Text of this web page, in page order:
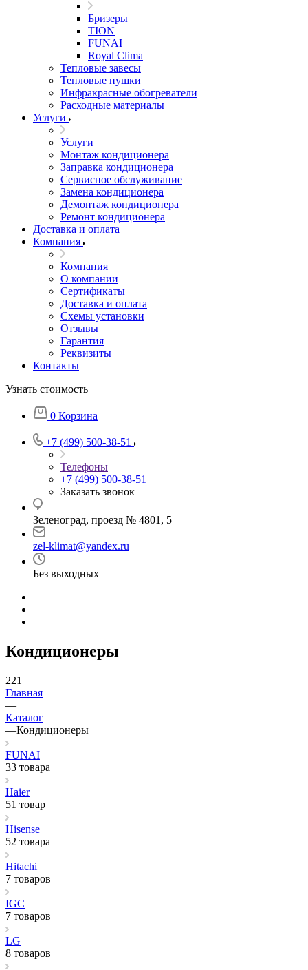
Бризеры
TION
FUNAI
Royal Clima
Тепловые завесы
Тепловые пушки
Инфракрасные обогреватели
Расходные материалы
Услуги
Услуги
Монтаж кондиционера
Заправка кондиционера
Сервисное обслуживание
Замена кондиционера
Демонтаж кондиционера
Ремонт кондиционера
Доставка и оплата
Компания
Компания
О компании
Сертификаты
Доставка и оплата
Схемы установки
Отзывы
Гарантия
Реквизиты
Контакты
Узнать стоимость
0 Корзина
+7 (499) 500-38-51
Телефоны
+7 (499) 500-38-51
Заказать звонок
Зеленоград, проезд № 4801, 5
zel-klimat@yandex.ru
Без выходных
Кондиционеры
221
Главная
—
Каталог
—Кондиционеры
FUNAI
33 товара
Haier
51 товар
Hisense
52 товара
Hitachi
7 товаров
IGC
7 товаров
LG
8 товаров